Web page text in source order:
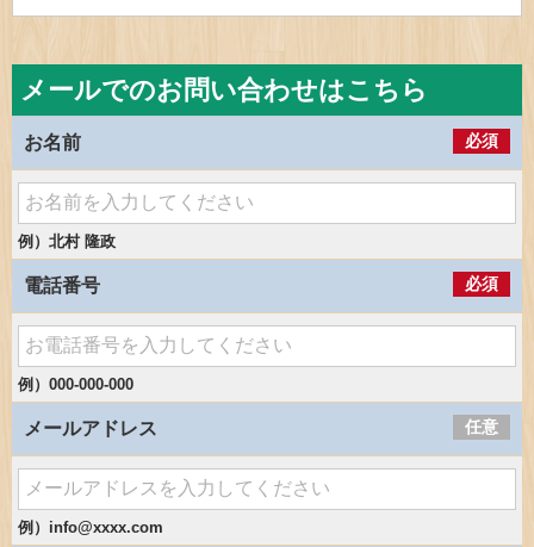
メールでのお問い合わせはこちら
お名前 必須
例）北村 隆政
電話番号 必須
例）000-000-000
メールアドレス 任意
例）info@xxxx.com